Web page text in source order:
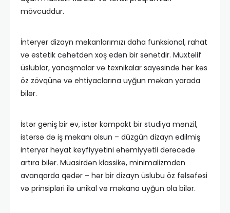
mövcuddur.
İnteryer dizayn məkanlarımızı daha funksional, rahat
və estetik cəhətdən xoş edən bir sənətdir. Müxtəlif
üslublar, yanaşmalar və texnikalar sayəsində hər kəs
öz zövqünə və ehtiyaclarına uyğun məkan yarada
bilər.
İstər geniş bir ev, istər kompakt bir studiya mənzil,
istərsə də iş məkanı olsun – düzgün dizayn edilmiş
interyer həyat keyfiyyətini əhəmiyyətli dərəcədə
artıra bilər. Müasirdən klassikə, minimalizmden
avanqarda qədər – hər bir dizayn üslubu öz fəlsəfəsi
və prinsipləri ilə unikal və məkana uyğun ola bilər.